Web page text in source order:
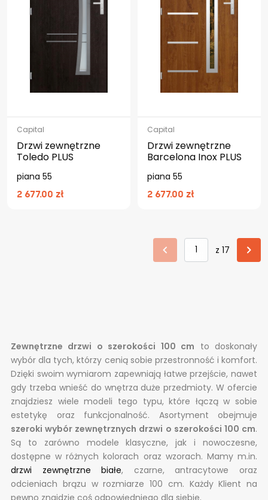
Capital
Drzwi zewnętrzne
Toledo PLUS
piana 55
2 677.00 zł
Capital
Drzwi zewnętrzne
Barcelona Inox PLUS
piana 55
2 677.00 zł
z 17
Zewnętrzne drzwi o szerokości 100 cm to doskonały
wybór dla tych, którzy cenią sobie przestronność i komfort.
Dzięki swoim wymiarom zapewniają łatwe przejście, nawet
gdy trzeba wnieść do wnętrza duże przedmioty. W ofercie
znajdziesz wiele modeli tego typu, które łączą w sobie
estetykę oraz funkcjonalność. Asortyment obejmuje
szeroki wybór zewnętrznych drzwi o szerokości 100 cm.
Są to zarówno modele klasyczne, jak i nowoczesne,
dostępne w różnych kolorach oraz wzorach. Mamy m.in.
drzwi zewnętrzne białe, czarne, antracytowe oraz
odcieniach brązu w rozmiarze 100 cm. Każdy Klient na
pewno znajdzie coś odpowiedniego dla siebie.